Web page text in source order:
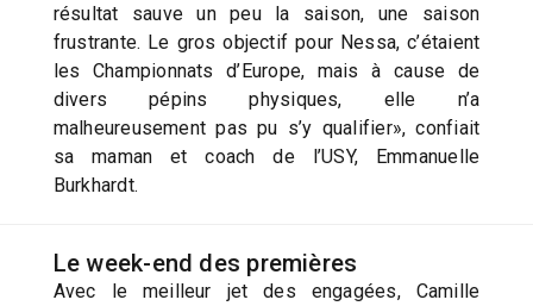
résultat sauve un peu la saison, une saison
frustrante. Le gros objectif pour Nessa, c’étaient
les Championnats d’Europe, mais à cause de
divers pépins physiques, elle n’a
malheureusement pas pu s’y qualifier», confiait
sa maman et coach de l’USY, Emmanuelle
Burkhardt.
Le week-end des premières
Avec le meilleur jet des engagées, Camille